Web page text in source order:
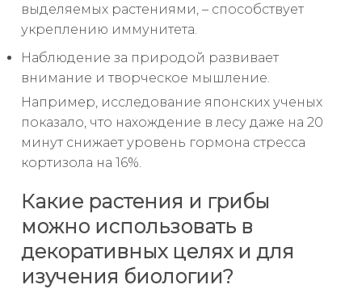
выделяемых растениями, – способствует
укреплению иммунитета.
Наблюдение за природой развивает
внимание и творческое мышление.
Например, исследование японских ученых
показало, что нахождение в лесу даже на 20
минут снижает уровень гормона стресса
кортизола на 16%.
Какие растения и грибы
можно использовать в
декоративных целях и для
изучения биологии?